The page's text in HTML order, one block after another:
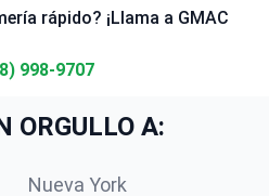
rápido? ¡Llama a GMAC
998-9707
ORGULLO A:
Nueva York